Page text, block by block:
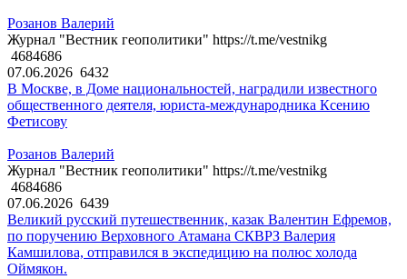
Розанов Валерий
Журнал "Вестник геополитики" https://t.me/vestnikg
4684686
07.06.2026 6432
В Москве, в Доме национальностей, наградили известного
общественного деятеля, юриста-международника Ксению
Фетисову
Розанов Валерий
Журнал "Вестник геополитики" https://t.me/vestnikg
4684686
07.06.2026 6439
Великий русский путешественник, казак Валентин Ефремов,
по поручению Верховного Атамана СКВРЗ Валерия
Камшилова, отправился в экспедицию на полюс холода
Оймякон.